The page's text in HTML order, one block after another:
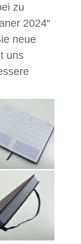
zu
2024“
neue
uns